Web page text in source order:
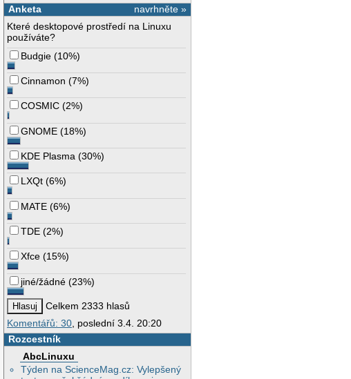
navrhněte »
Anketa
Které desktopové prostředí na Linuxu
používáte?
Budgie (10%)
Cinnamon (7%)
COSMIC (2%)
GNOME (18%)
KDE Plasma (30%)
LXQt (6%)
MATE (6%)
TDE (2%)
Xfce (15%)
jiné/žádné (23%)
Celkem 2333 hlasů
Komentářů: 30, poslední 3.4. 20:20
Rozcestník
AbcLinuxu
Týden na ScienceMag.cz: Vylepšený